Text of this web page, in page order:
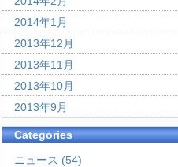
2014年1月
2013年12月
2013年11月
2013年10月
2013年9月
Categories
ニュース (54)